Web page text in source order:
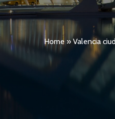
Home »Valencia